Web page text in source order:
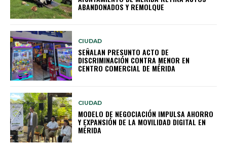
ABANDONADOS Y REMOLQUE
CIUDAD
SEÑALAN PRESUNTO ACTO DE
DISCRIMINACIÓN CONTRA MENOR EN
CENTRO COMERCIAL DE MÉRIDA
CIUDAD
MODELO DE NEGOCIACIÓN IMPULSA AHORRO
Y EXPANSIÓN DE LA MOVILIDAD DIGITAL EN
MÉRIDA